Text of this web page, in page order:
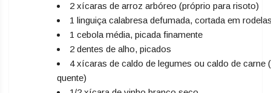
2 xícaras de arroz arbóreo (próprio para risoto)
1 linguiça calabresa defumada, cortada em
1 cebola média, picada finamente
2 dentes de alho, picados
4 xícaras de caldo de legumes ou caldo de
quente)